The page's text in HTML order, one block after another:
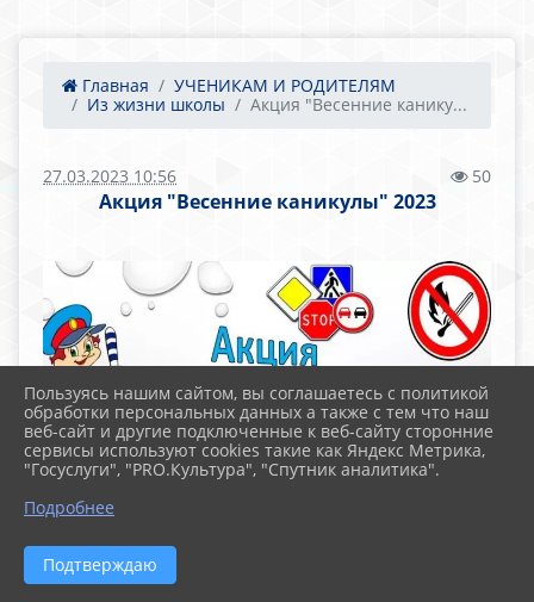
Главная
УЧЕНИКАМ И РОДИТЕЛЯМ
Из жизни школы
Акция "Весенние канику...
27.03.2023 10:56 50
Акция "Весенние каникулы" 2023
Пользуясь нашим сайтом, вы соглашаетесь с политикой
обработки персональных данных а также с тем что наш
веб-сайт и другие подключенные к веб-сайту сторонние
сервисы используют cookies такие как Яндекс Метрика,
"Госуслуги", "PRO.Культура", "Спутник аналитика".
Подробнее
Подтверждаю